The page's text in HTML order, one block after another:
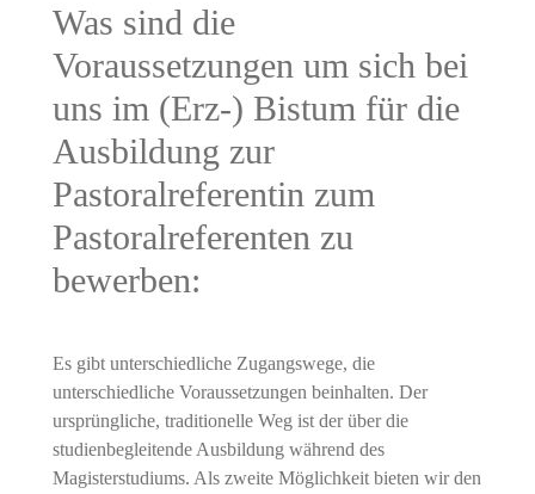
Was sind die
Voraussetzungen um sich bei
uns im (Erz-) Bistum für die
Ausbildung zur
Pastoralreferentin zum
Pastoralreferenten zu
bewerben:
Es gibt unterschiedliche Zugangswege, die
unterschiedliche Voraussetzungen beinhalten. Der
ursprüngliche, traditionelle Weg ist der über die
studienbegleitende Ausbildung während des
Magisterstudiums. Als zweite Möglichkeit bieten wir den